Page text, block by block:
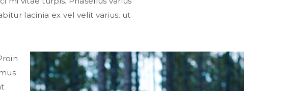
lacinia ex vel velit varius, ut